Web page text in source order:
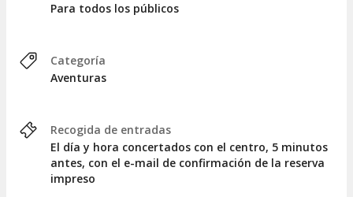
Para todos los públicos
Categoría
Aventuras
Recogida de entradas
El día y hora concertados con el centro, 5 minutos
antes, con el e-mail de confirmación de la reserva
impreso